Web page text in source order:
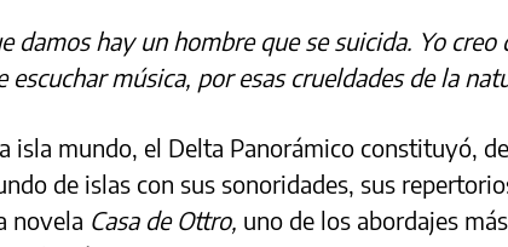
damos hay un hombre que se suicida. Yo creo
escuchar música, por esas crueldades de la
isla mundo, el Delta Panorámico constituyó,
de islas con sus sonoridades, sus
novela Casa de Ottro, uno de los abordajes